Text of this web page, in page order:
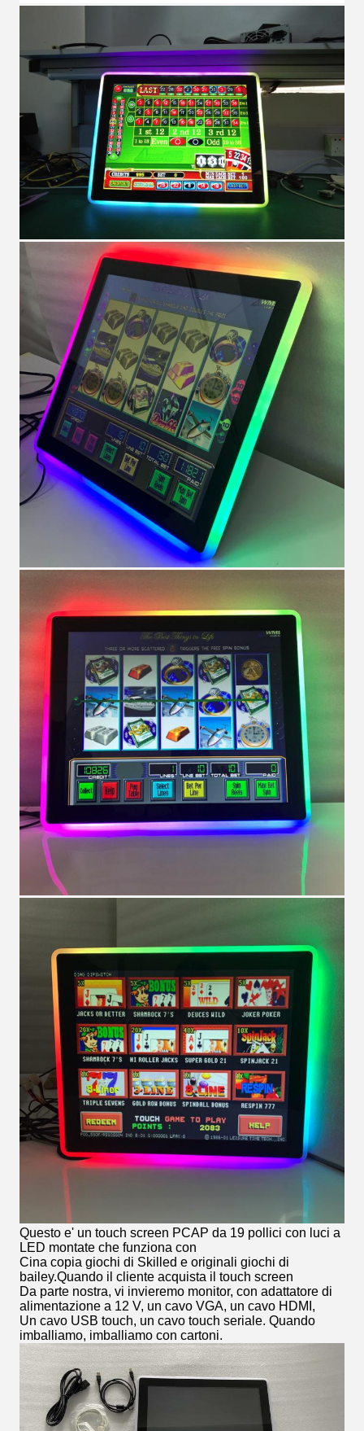
Questo e' un touch screen PCAP da 19 pollici con luci a
LED montate che funziona con
Cina copia giochi di Skilled e originali giochi di
bailey.Quando il cliente acquista il touch screen
Da parte nostra, vi invieremo monitor, con adattatore di
alimentazione a 12 V, un cavo VGA, un cavo HDMI,
Un cavo USB touch, un cavo touch seriale. Quando
imballiamo, imballiamo con cartoni.